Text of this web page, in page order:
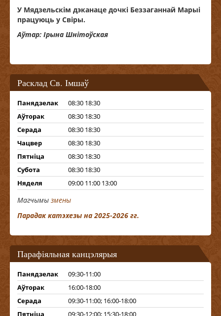
У Мядзельскім дэканаце дочкі Беззаганнай Марыі
працуюць у Свіры.
Аўтар: Ірына Шнітоўская
Расклад Св. Імшаў
Панядзелак
08:30 18:30
Аўторак
08:30 18:30
Серада
08:30 18:30
Чацвер
08:30 18:30
Пятніца
08:30 18:30
Субота
08:30 18:30
Няделя
09:00 11:00 13:00
Магчымы змены
Парадак катэхезы на 2025-2026 гг.
Парафіяльная канцэлярыя
Панядзелак
09:30-11:00
Аўторак
16:00-18:00
Серада
09:30-11:00; 16:00-18:00
Пятніца
09:30-12:00; 15:30-18:00